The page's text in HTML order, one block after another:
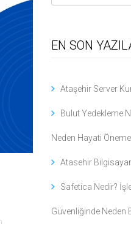
EN SON
Ataşehir Server
Bulut Yedekleme
Neden Hayati
Atasehir
Safetica Nedir?
Güvenliğinde Neden